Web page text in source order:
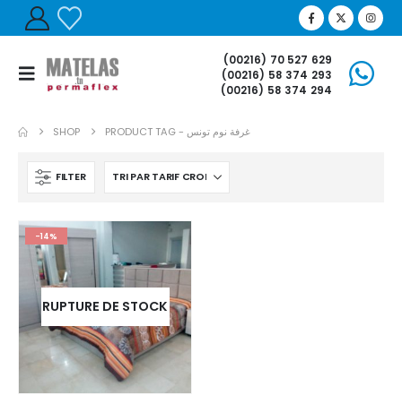
(00216) 70 527 629
(00216) 58 374 293
(00216) 58 374 294
SHOP PRODUCT TAG - غرفة نوم تونس
FILTER
-14%
RUPTURE DE STOCK